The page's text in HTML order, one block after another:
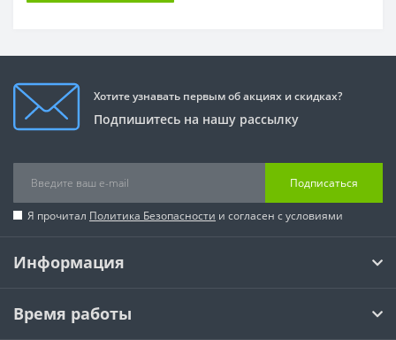
Хотите узнавать первым об акциях и скидках?
Подпишитесь на нашу рассылку
Подписаться
Я прочитал Политика Безопасности и согласен с условиями
Информация
Время работы